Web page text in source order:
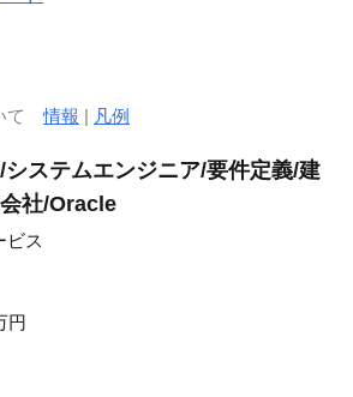
いて情報 | 凡例
ステムエンジニア/要件定義/建
社/Oracle
ビス
円